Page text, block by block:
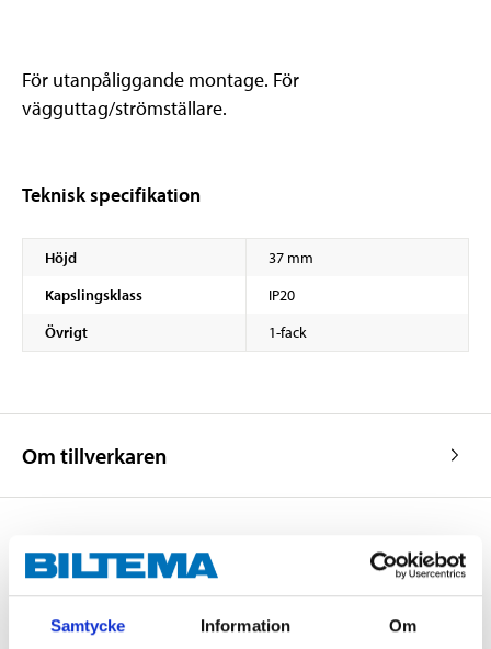
Samtycke Information Om
För utanpåliggande montage. För
vägguttag/strömställare.
Teknisk specifikation
Höjd
37 mm
Kapslingsklass
IP20
Övrigt
1-fack
Om tillverkaren
Köp & Hämta
Köp & Hämta i ditt varuhus inom 2 timmar! För mer information om
tjänsten och våra villkor.